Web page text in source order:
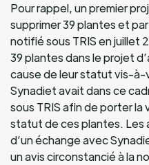
Pour rappel, un premier
supprimer 39 plantes et
notifié sous TRIS en juillet
39 plantes dans le projet
cause de leur statut vis-à-
Synadiet avait dans ce
sous TRIS afin de porter
statut de ces plantes. Les
d’un échange avec
un avis circonstancié à la